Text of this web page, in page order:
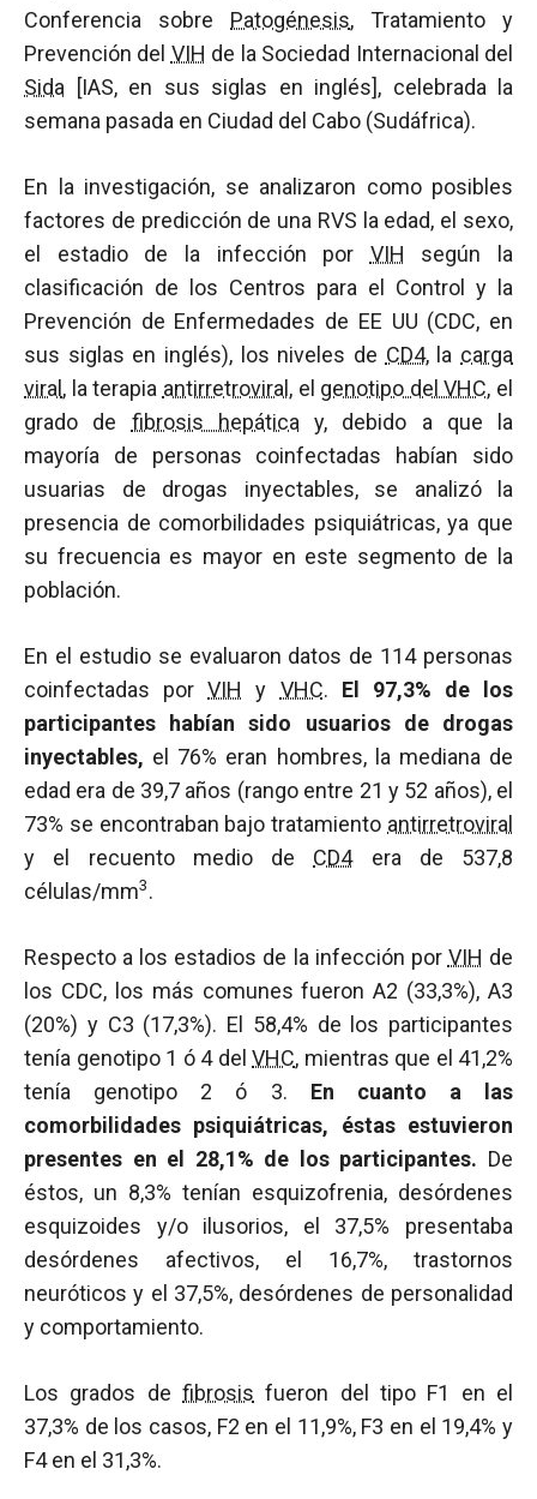
Conferencia sobre Patogénesis, Tratamiento y
Prevención del VIH de la Sociedad Internacional del
Sida [IAS, en sus siglas en inglés], celebrada la
semana pasada en Ciudad del Cabo (Sudáfrica).
En la investigación, se analizaron como posibles
factores de predicción de una RVS la edad, el sexo,
el estadio de la infección por VIH según la
clasificación de los Centros para el Control y la
Prevención de Enfermedades de EE UU (CDC, en
sus siglas en inglés), los niveles de CD4, la carga
viral , la terapia antirretroviral , el genotipo del VHC, el
grado de fibrosis hepática y, debido a que la
mayoría de personas coinfectadas habían sido
usuarias de drogas inyectables, se analizó la
presencia de comorbilidades psiquiátricas, ya que
su frecuencia es mayor en este segmento de la
población.
En el estudio se evaluaron datos de 114 personas
coinfectadas porVIH y VHC. El 97,3% de los
participantes habían sido usuarios de drogas
inyectables, el 76% eran hombres, la mediana de
edad era de 39,7 años (rango entre 21 y 52 años), el
73% se encontraban bajo tratamiento antirretroviral
y el recuento medio de CD4era de 537,8
células/mm3.
Respecto a los estadios de la infección por VIH de
los CDC, los más comunes fueron A2 (33,3%), A3
(20%) y C3 (17,3%). El 58,4% de los participantes
tenía genotipo 1 ó 4 del VHC, mientras que el 41,2%
tenía genotipo 2 ó 3. En cuanto a las
comorbilidades psiquiátricas, éstas estuvieron
presentes en el 28,1% de los participantes. De
éstos, un 8,3% tenían esquizofrenia, desórdenes
esquizoides y/o ilusorios, el 37,5% presentaba
desórdenes afectivos, el 16,7%, trastornos
neuróticos y el 37,5%, desórdenes de personalidad
y comportamiento.
Los grados de fibrosis fueron del tipo F1 en el
37,3% de los casos, F2 en el 11,9%, F3 en el 19,4% y
F4 en el 31,3%.